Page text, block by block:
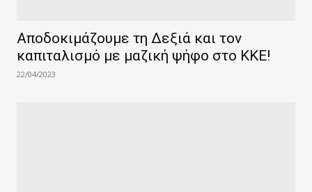
Αποδοκιμάζουμε τη Δεξιά και τον
καπιταλισμό με μαζική ψήφο στο ΚΚΕ!
22/04/2023